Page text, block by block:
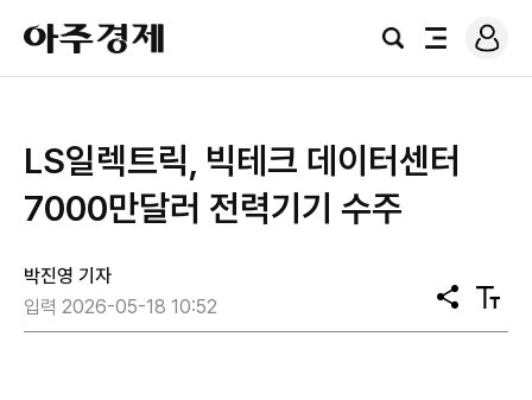
아
주
경
검
전
로
그
LS일렉트릭, 빅테크 데이터센터
7000만달러 전력기기 수주
박진영 기자
입력 2026-05-18 10:52
공
유
텍
스